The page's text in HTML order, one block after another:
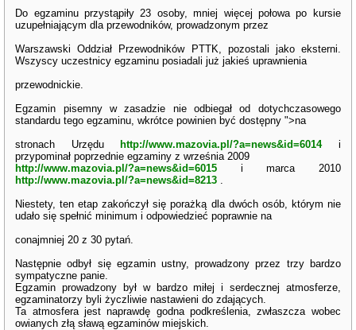
Do egzaminu przystąpiły 23 osoby, mniej więcej połowa po kursie
uzupełniającym dla przewodników, prowadzonym przez
Warszawski Oddział Przewodników PTTK, pozostali jako eksterni.
Wszyscy uczestnicy egzaminu posiadali już jakieś uprawnienia
przewodnickie.
Egzamin pisemny w zasadzie nie odbiegał od dotychczasowego
standardu tego egzaminu, wkrótce powinien być dostępny ">na
stronach Urzędu
http://www.mazovia.pl/?a=news&id=6014i
przypominał poprzednie egzaminy z września 2009
http://www.mazovia.pl/?a=news&id=6015 i marca 2010
http://www.mazovia.pl/?a=news&id=8213 .
Niestety, ten etap zakończył się porażką dla dwóch osób, którym nie
udało się spełnić minimum i odpowiedzieć poprawnie na
conajmniej 20 z 30 pytań.
Następnie odbył się egzamin ustny, prowadzony przez trzy bardzo
sympatyczne panie.
Egzamin prowadzony był w bardzo miłej i serdecznej atmosferze,
egzaminatorzy byli życzliwie nastawieni do zdających.
Ta atmosfera jest naprawdę godna podkreślenia, zwłaszcza wobec
owianych złą sławą egzaminów miejskich.